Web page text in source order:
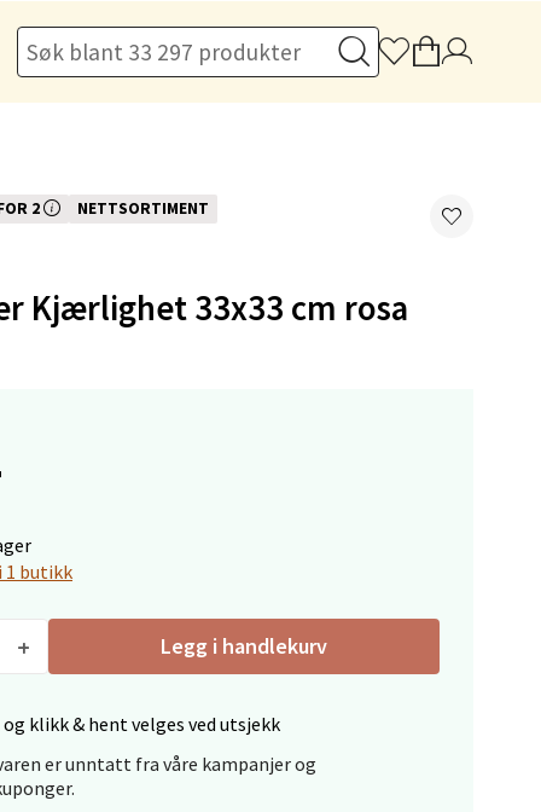
2
i vår 3 for 2 kampanje. Vi spanderer den rimeligste
NETTSORTIMENT
Kjærlighet 33x33 cm rosa
1 butikk
Legg i handlekurv
klikk & hent velges ved utsjekk
er unntatt fra våre kampanjer og